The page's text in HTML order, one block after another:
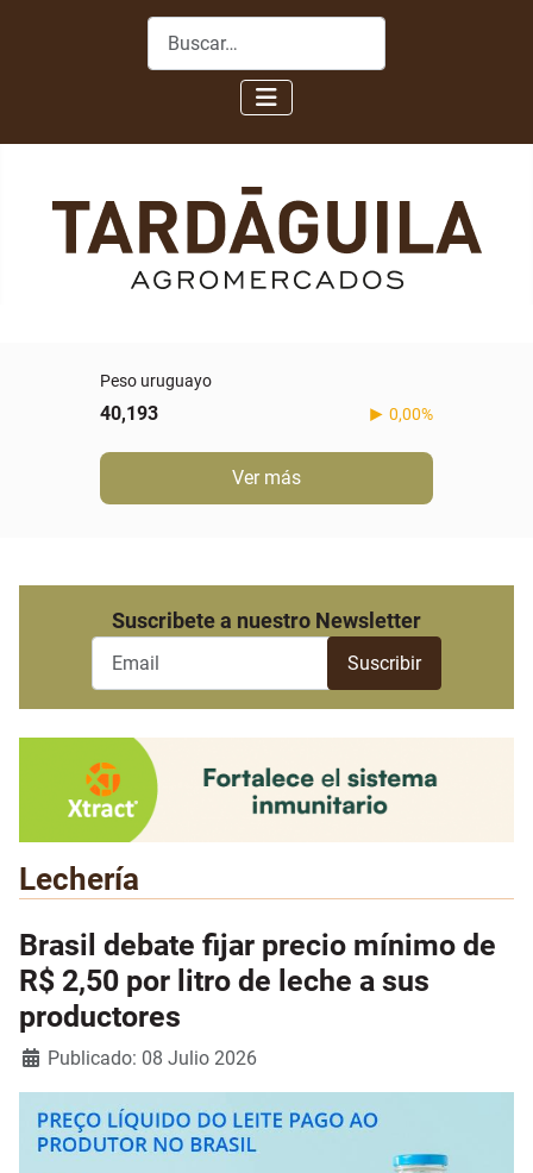
Buscar
Peso uruguayo
40,193 0,00%
Ver más
Suscribete a nuestro Newsletter
Lechería
Brasil debate fijar precio mínimo de
R$ 2,50 por litro de leche a sus
productores
Detalles
Publicado: 08 Julio 2026